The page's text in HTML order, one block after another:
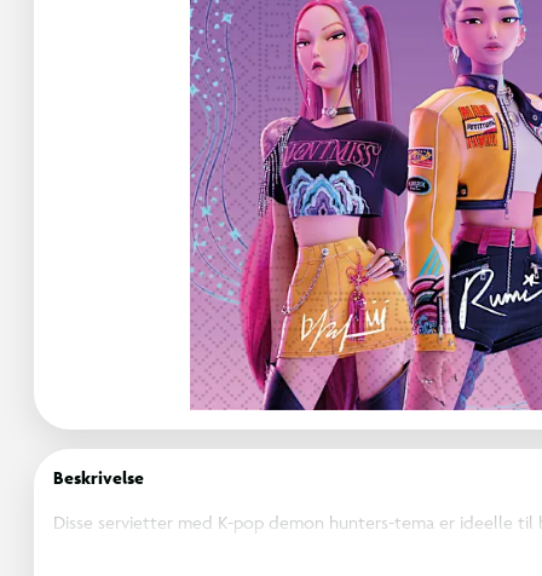
Beskrivelse
Disse servietter med K-pop demon hunters-tema er ideelle